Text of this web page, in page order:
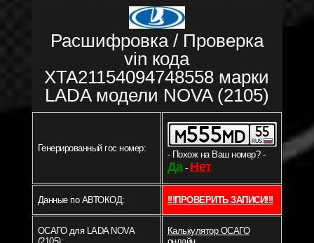
Расшифровка / Проверка
vin кода
XTA21154094748558 марки
LADA модели NOVA (2105)
Генерированный гос номер:
- Похож на Ваш номер? -
Да- Нет
Данные по АВТОКОД: !!!ПРОВЕРИТЬ ЗАПИСИ!!!
ОСАГО для LADA NOVA
Калькулятор ОСАГО